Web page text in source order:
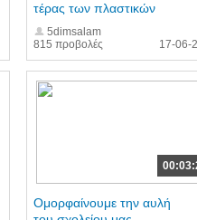
815 προβολές
τέρας των πλαστικών
5dimsalam
17-06-
Ομορφαίνουμε την αυλή